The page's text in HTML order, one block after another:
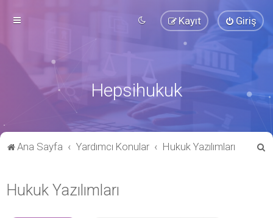
Giriş
Kayıt
Hepsihukuk
Ana Sayfa Yardımcı Konular Hukuk Yazılımları
Hukuk Yazılımları